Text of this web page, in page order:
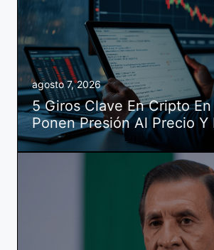
agosto 7, 2026
5 Giros Clave En Cripto
Ponen Presión Al Precio Y